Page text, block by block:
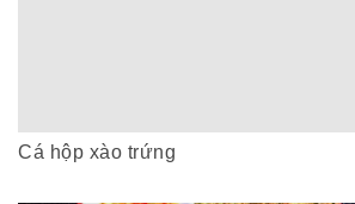
Cá hộp xào trứng